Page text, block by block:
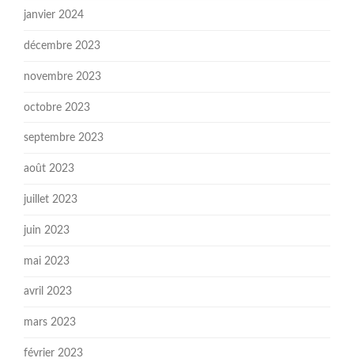
janvier 2024
décembre 2023
novembre 2023
octobre 2023
septembre 2023
août 2023
juillet 2023
juin 2023
mai 2023
avril 2023
mars 2023
février 2023